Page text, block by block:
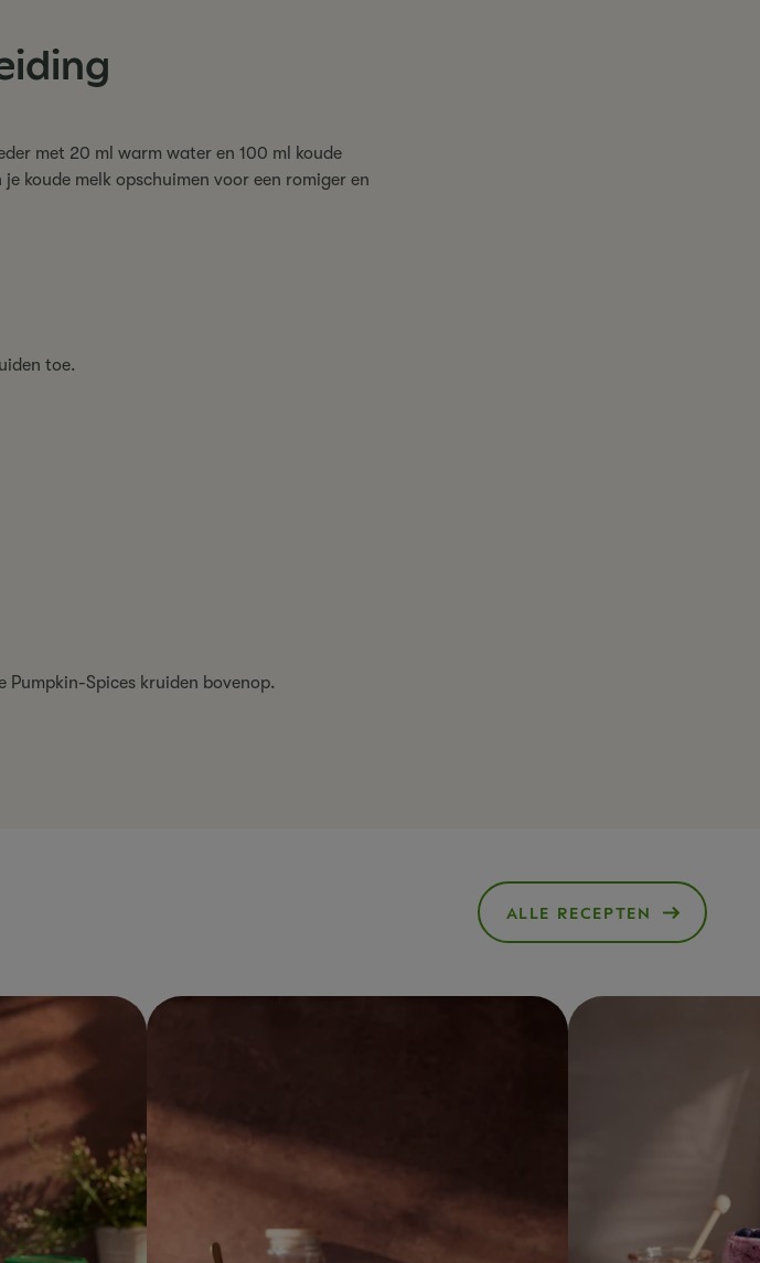
met 20 ml warm water en 100 ml koude
koude melk opschuimen voor een romiger en
toe.
Pumpkin-Spices kruiden bovenop.
ALLE RECEPTEN
()